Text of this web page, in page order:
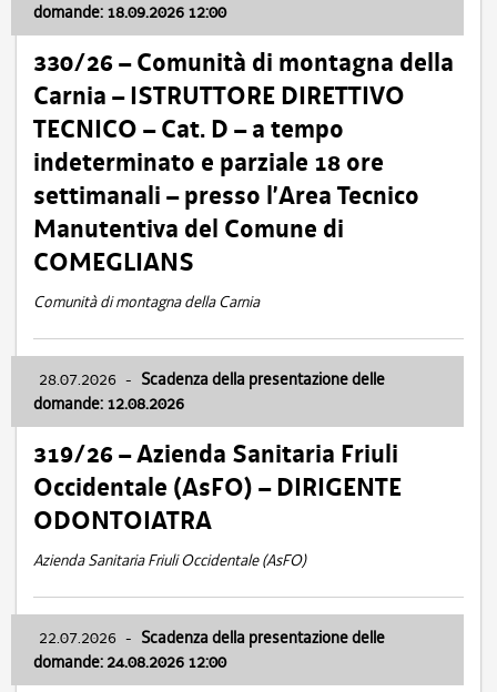
domande: 18.09.2026 12:00
330/26 – Comunità di montagna della
Carnia – ISTRUTTORE DIRETTIVO
TECNICO – Cat. D – a tempo
indeterminato e parziale 18 ore
settimanali – presso l’Area Tecnico
Manutentiva del Comune di
COMEGLIANS
Comunità di montagna della Carnia
28.07.2026 - Scadenza della presentazione delle
domande: 12.08.2026
319/26 – Azienda Sanitaria Friuli
Occidentale (AsFO) – DIRIGENTE
ODONTOIATRA
Azienda Sanitaria Friuli Occidentale (AsFO)
22.07.2026 - Scadenza della presentazione delle
domande: 24.08.2026 12:00